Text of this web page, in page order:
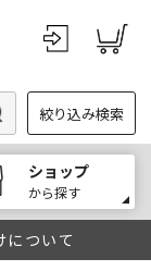
絞り込み検索
ショップ
から探す
ついて